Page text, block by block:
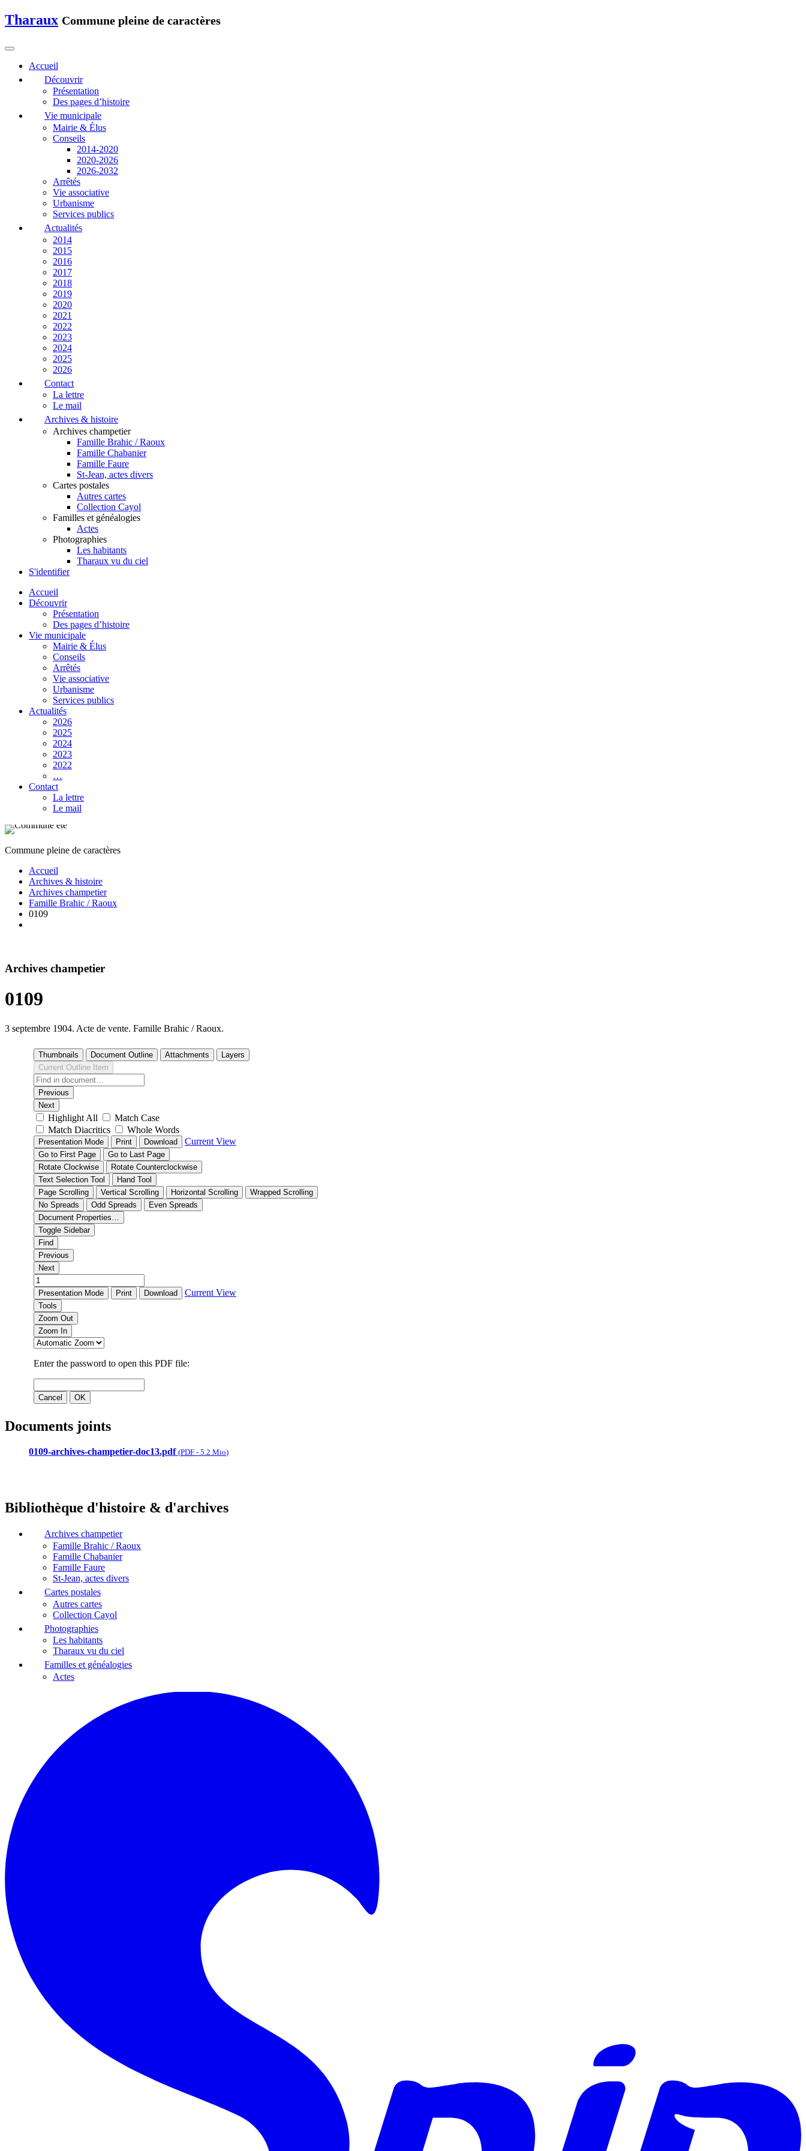
Tharaux Commune pleine de caractères
Accueil
Découvrir
Présentation
Des pages d’histoire
Vie municipale
Mairie & Élus
Conseils
2014-2020
2020-2026
2026-2032
Arrêtés
Vie associative
Urbanisme
Services publics
Actualités
2014
2015
2016
2017
2018
2019
2020
2021
2022
2023
2024
2025
2026
Contact
La lettre
Le mail
Archives & histoire
Archives champetier
Famille Brahic / Raoux
Famille Chabanier
Famille Faure
St-Jean, actes divers
Cartes postales
Autres cartes
Collection Cayol
Familles et généalogies
Actes
Photographies
Les habitants
Tharaux vu du ciel
S'identifier
Accueil
Découvrir
Présentation
Des pages d’histoire
Vie municipale
Mairie & Élus
Conseils
Arrêtés
Vie associative
Urbanisme
Services publics
Actualités
2026
2025
2024
2023
2022
…
Contact
La lettre
Le mail
Commune pleine de caractères
Accueil
Archives & histoire
Archives champetier
Famille Brahic / Raoux
0109
Archives champetier
0109
3 septembre 1904. Acte de vente. Famille Brahic / Raoux.
Documents joints
0109-archives-champetier-doc13.pdf (PDF - 5.2 Mio)
Bibliothèque d'histoire & d'archives
Archives champetier
Famille Brahic / Raoux
Famille Chabanier
Famille Faure
St-Jean, actes divers
Cartes postales
Autres cartes
Collection Cayol
Photographies
Les habitants
Tharaux vu du ciel
Familles et généalogies
Actes